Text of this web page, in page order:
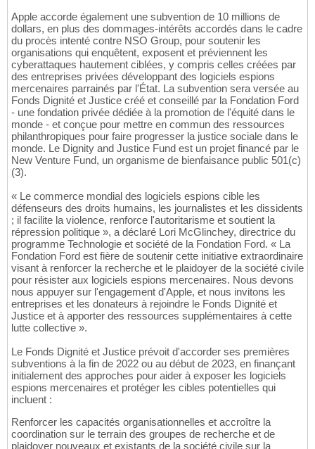
Apple accorde également une subvention de 10 millions de
dollars, en plus des dommages-intérêts accordés dans le cadre
du procès intenté contre NSO Group, pour soutenir les
organisations qui enquêtent, exposent et préviennent les
cyberattaques hautement ciblées, y compris celles créées par
des entreprises privées développant des logiciels espions
mercenaires parrainés par l'État. La subvention sera versée au
Fonds Dignité et Justice créé et conseillé par la Fondation Ford
- une fondation privée dédiée à la promotion de l'équité dans le
monde - et conçue pour mettre en commun des ressources
philanthropiques pour faire progresser la justice sociale dans le
monde. Le Dignity and Justice Fund est un projet financé par le
New Venture Fund, un organisme de bienfaisance public 501(c)
(3).
« Le commerce mondial des logiciels espions cible les
défenseurs des droits humains, les journalistes et les dissidents
; il facilite la violence, renforce l'autoritarisme et soutient la
répression politique », a déclaré Lori McGlinchey, directrice du
programme Technologie et société de la Fondation Ford. « La
Fondation Ford est fière de soutenir cette initiative extraordinaire
visant à renforcer la recherche et le plaidoyer de la société civile
pour résister aux logiciels espions mercenaires. Nous devons
nous appuyer sur l'engagement d'Apple, et nous invitons les
entreprises et les donateurs à rejoindre le Fonds Dignité et
Justice et à apporter des ressources supplémentaires à cette
lutte collective ».
Le Fonds Dignité et Justice prévoit d'accorder ses premières
subventions à la fin de 2022 ou au début de 2023, en finançant
initialement des approches pour aider à exposer les logiciels
espions mercenaires et protéger les cibles potentielles qui
incluent :
Renforcer les capacités organisationnelles et accroître la
coordination sur le terrain des groupes de recherche et de
plaidoyer nouveaux et existants de la société civile sur la